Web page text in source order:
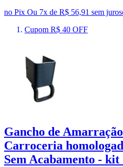
no Pix Ou 7x de R$ 56,91 sem juros
Cupom R$ 40 OFF
Gancho de
Carroceria
Sem Acabamento - kit